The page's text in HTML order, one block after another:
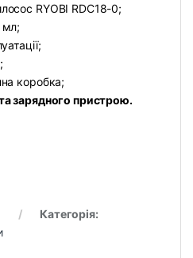
RYOBI RDC18-0;
мл;
коробка;
зарядного пристрою.
Категорія: